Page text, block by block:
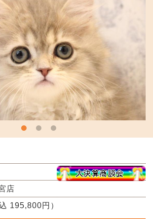
店
195,800円）